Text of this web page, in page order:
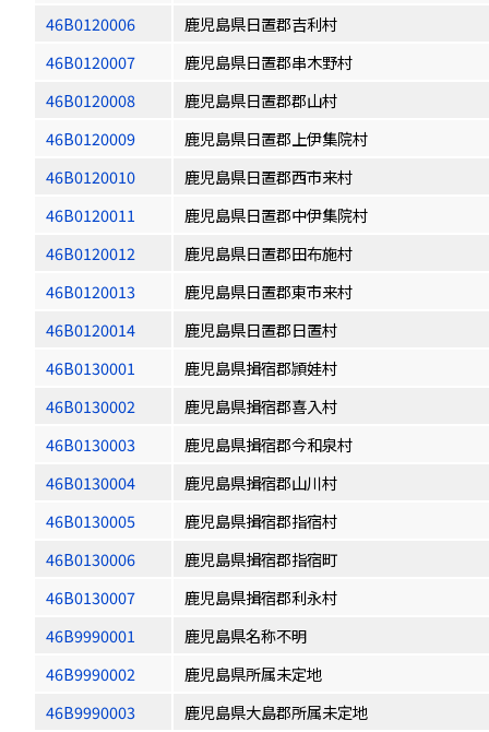
46B0120006
鹿児島県日置郡吉利村
46B0120007
鹿児島県日置郡串木野村
46B0120008
鹿児島県日置郡郡山村
46B0120009
鹿児島県日置郡上伊集院村
46B0120010
鹿児島県日置郡西市来村
46B0120011
鹿児島県日置郡中伊集院村
46B0120012
鹿児島県日置郡田布施村
46B0120013
鹿児島県日置郡東市来村
46B0120014
鹿児島県日置郡日置村
46B0130001
鹿児島県揖宿郡頴娃村
46B0130002
鹿児島県揖宿郡喜入村
46B0130003
鹿児島県揖宿郡今和泉村
46B0130004
鹿児島県揖宿郡山川村
46B0130005
鹿児島県揖宿郡指宿村
46B0130006
鹿児島県揖宿郡指宿町
46B0130007
鹿児島県揖宿郡利永村
46B9990001
鹿児島県名称不明
46B9990002
鹿児島県所属未定地
46B9990003
鹿児島県大島郡所属未定地